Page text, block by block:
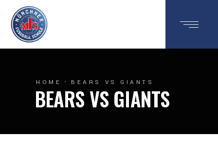
HOME BEARS VS GIANTS
BEARS VS GIANTS